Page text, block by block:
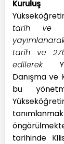
Kuruluş
tarih ve
tarih ve
edilerek
Danışma ve
bu
tarihinde